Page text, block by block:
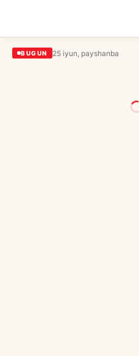
BUGUN 25 iyun, payshanba